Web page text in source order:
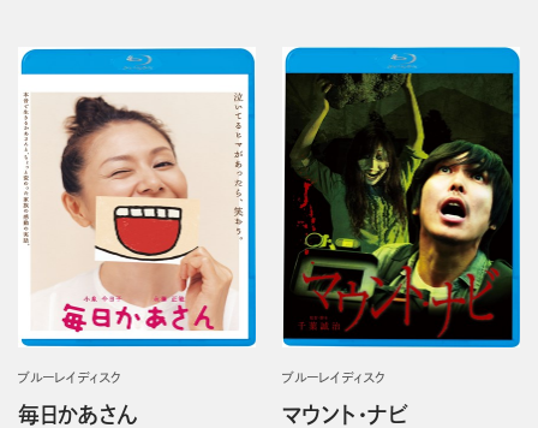
ブルーレイディスク
毎日かあさん
ブルーレイディスク
マウント・ナビ